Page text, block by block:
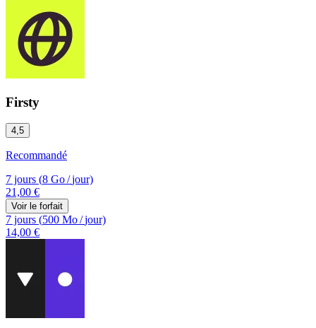
Firsty
4,5
Recommandé
7 jours (8 Go/jour)
21,00 €
Voir le forfait
7 jours (500 Mo/jour)
14,00 €